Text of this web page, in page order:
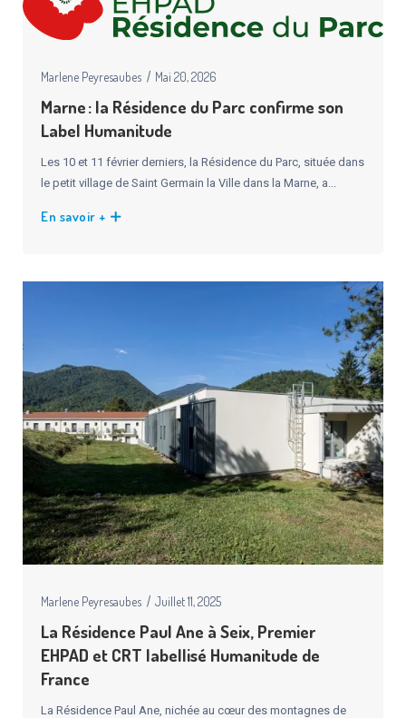
Marlene Peyresaubes Mai 20, 2026
Marne : la Résidence du Parc confirme son
Label Humanitude
Les 10 et 11 février derniers, la Résidence du Parc, située dans
le petit village de Saint Germain la Ville dans la Marne, a...
En savoir +
Marlene Peyresaubes Juillet 11, 2025
La Résidence Paul Ane à Seix, Premier
EHPAD et CRT labellisé Humanitude de
France
La Résidence Paul Ane, nichée au cœur des montagnes de